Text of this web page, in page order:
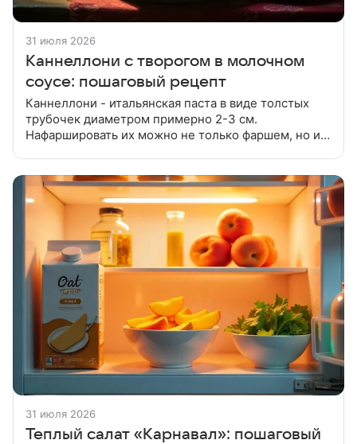
31 июля 2026
Каннеллони с творогом в молочном
соусе: пошаговый рецепт
Каннеллони - итальянская паста в виде толстых
трубочек диаметром примерно 2-3 см.
Нафаршировать их можно не только фаршем, но и
31 июля 2026
Теплый салат «Карнавал»: пошаговый